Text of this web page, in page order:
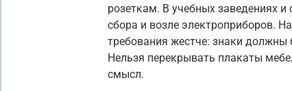
розеткам. В учебных заведениях
сбора и возле электроприборов.
требования жестче: знаки
Нельзя перекрывать плакаты
смысл.